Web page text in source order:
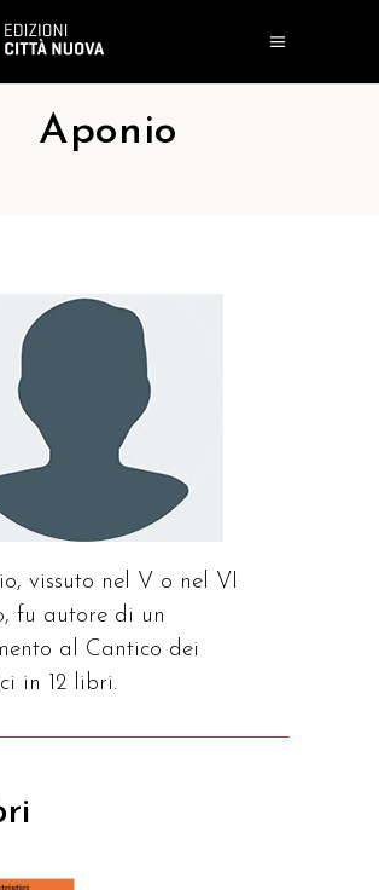
Aponio
vissuto nel V o nel VI
fu autore di un
al Cantico dei
in 12 libri.